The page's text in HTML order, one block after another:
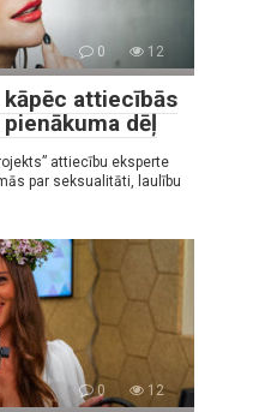
0 12
kāpēc attiecībās
dēļ
attiecību eksperte
par seksualitāti, laulību
0 12